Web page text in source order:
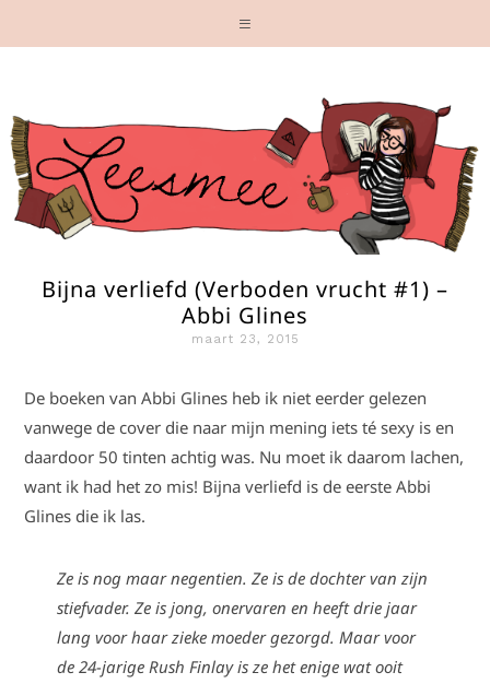
Bijna verliefd (Verboden vrucht #1) –
Abbi Glines
maart 23, 2015
De boeken van Abbi Glines heb ik niet eerder gelezen
vanwege de cover die naar mijn mening iets té sexy is en
daardoor 50 tinten achtig was. Nu moet ik daarom lachen,
want ik had het zo mis! Bijna verliefd is de eerste Abbi
Glines die ik las.
Ze is nog maar negentien. Ze is de dochter van zijn
stiefvader. Ze is jong, onervaren en heeft drie jaar
lang voor haar zieke moeder gezorgd. Maar voor
de 24-jarige Rush Finlay is ze het enige wat ooit